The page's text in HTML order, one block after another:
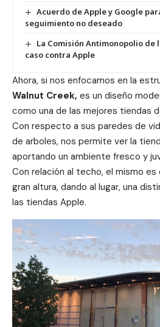
Acuerdo de Apple y Google
seguimiento no deseado
La Comisión Antimonopolio de
caso contra Apple
Ahora, si nos enfocamos en la
Walnut Creek, es un diseño
como una de las mejores tiendas
Con respecto a sus paredes de
de arboles, nos permite ver la
aportando un ambiente fresco y
Con relación al techo, el mismo es
gran altura, dando al lugar, una
las tiendas Apple.